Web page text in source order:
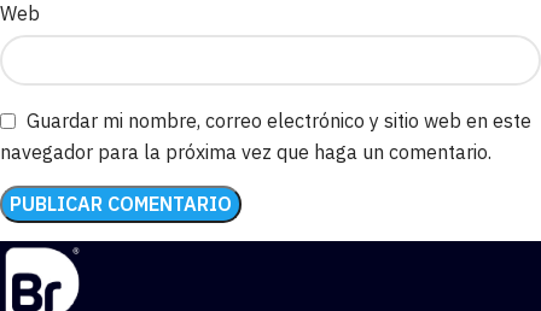
Web
Guardar mi nombre, correo electrónico y sitio web en este
navegador para la próxima vez que haga un comentario.